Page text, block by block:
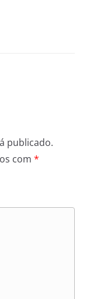
publicado.
com *